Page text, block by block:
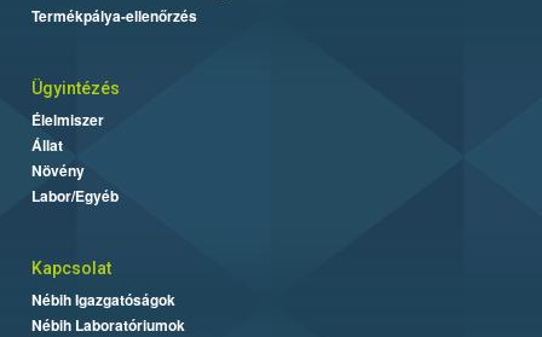
Termékpálya-ellenőrzés
Ügyintézés
Élelmiszer
Állat
Növény
Labor/Egyéb
Kapcsolat
Nébih Igazgatóságok
Nébih Laboratóriumok